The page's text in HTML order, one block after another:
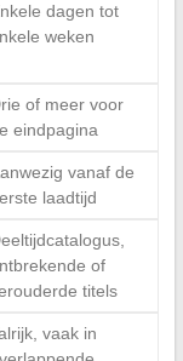
dagen tot
weken
of meer voor
eindpagina
vanaf de
laadtijd
of
titels
vaak in